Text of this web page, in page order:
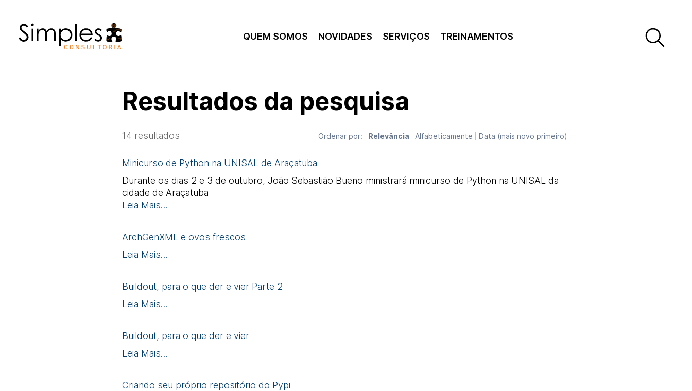
QUEM SOMOS NOVIDADES SERVIÇOS TREINAMENTOS
Resultados da pesquisa
14 resultados Ordenar por: Relevância Alfabeticamente Data (mais novo primeiro)
Minicurso de Python na UNISAL de Araçatuba
Durante os dias 2 e 3 de outubro, João Sebastião Bueno ministrará minicurso de Python na UNISAL da
cidade de Araçatuba
Leia Mais…
ArchGenXML e ovos frescos
Leia Mais…
Buildout, para o que der e vier Parte 2
Leia Mais…
Buildout, para o que der e vier
Leia Mais…
Criando seu próprio repositório do Pypi